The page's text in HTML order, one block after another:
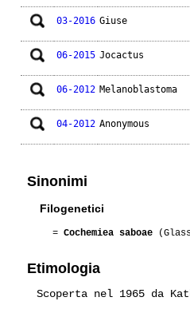
03-2016 Giuse
06-2015 Jocactus
06-2012 Melanoblastoma
04-2012 Anonymous
07-2010 Jocactus
04-2009
09-2008 Melanoblastoma
Sinonimi
Filogenetici
= Cochemiea saboae
Etimologia
Scoperta nel 1965 da